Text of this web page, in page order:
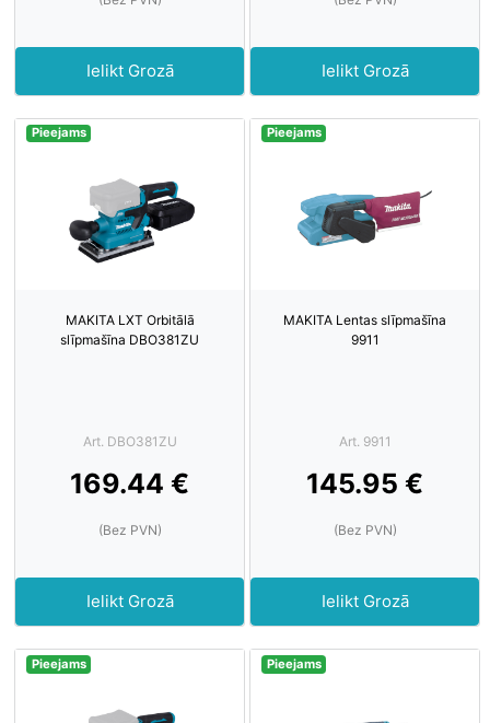
Ielikt Grozā Ielikt Grozā
Pieejams
MAKITA LXT Orbitālā
slīpmašīna DBO381ZU
Art. DBO381ZU
169.44 €
(Bez PVN)
Ielikt Grozā
Pieejams
MAKITA Lentas slīpmašīna
9911
Art. 9911
145.95 €
(Bez PVN)
Ielikt Grozā
Pieejams Pieejams